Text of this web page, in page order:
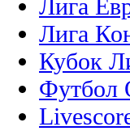
Лига
Лига
Кубок
Футбол